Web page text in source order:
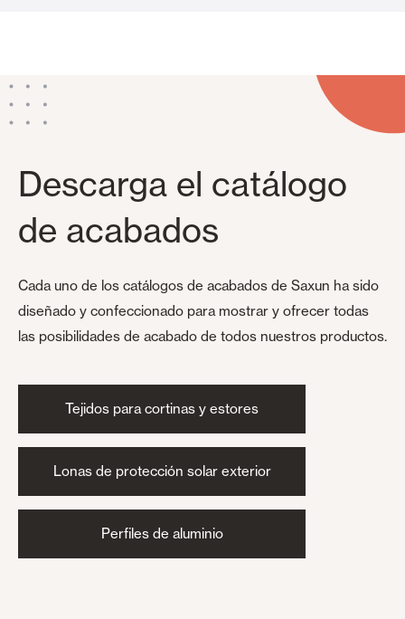
Descarga el catálogo
de acabados
Cada uno de los catálogos de acabados de Saxun ha sido
diseñado y confeccionado para mostrar y ofrecer todas
las posibilidades de acabado de todos nuestros productos.
Tejidos para cortinas y estores
Lonas de protección solar exterior
Perfiles de aluminio